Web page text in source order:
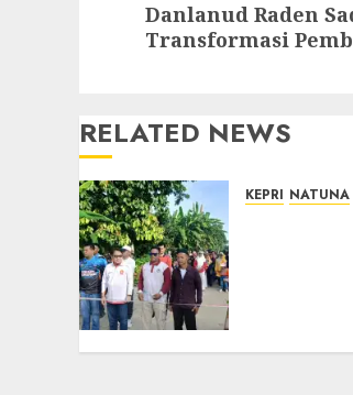
post:
Danlanud Raden
Transformasi
RELATED NEWS
KEPRI NATUNA
09/08/2026